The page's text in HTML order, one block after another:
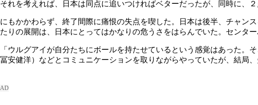
それを考えれば、日本は同点に追いつければベターだったが、同時に、
にもかかわらず、終了間際に痛恨の失点を喫した。日本は後半、チャン
たりの展開は、日本にとってはかなりの危うさをはらんでいた。センタ
「ウルグアイが自分たちにボールを持たせているという感覚はあった
冨安健洋）などとコミュニケーションを取りながらやっていたが、結局、